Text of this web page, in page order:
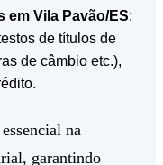
em Vila Pavão/ES:
de títulos de
de câmbio etc.),
na
garantindo